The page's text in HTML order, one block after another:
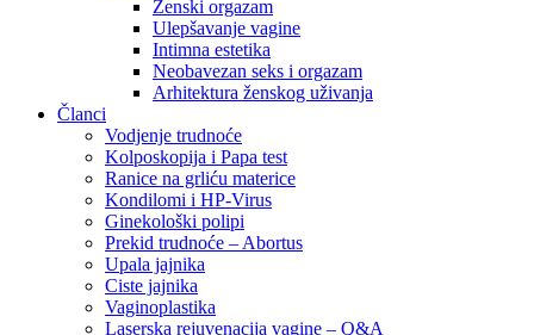
Ženski orgazam
Ulepšavanje vagine
Intimna estetika
Neobavezan seks i orgazam
Arhitektura ženskog uživanja
Članci
Vodjenje trudnoće
Kolposkopija i Papa test
Ranice na grliću materice
Kondilomi i HP-Virus
Ginekološki polipi
Prekid trudnoće – Abortus
Upala jajnika
Ciste jajnika
Vaginoplastika
Laserska rejuvenacija vagine – Q&A